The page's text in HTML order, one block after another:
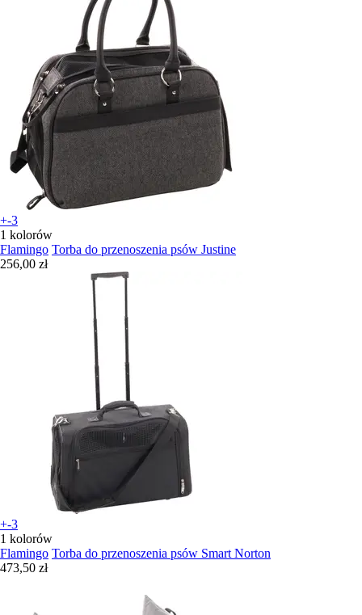
+-3
1 kolorów
Flamingo Torba do przenoszenia psów Justine
256,00 zł
+-3
1 kolorów
Flamingo Torba do przenoszenia psów Smart Norton
473,50 zł